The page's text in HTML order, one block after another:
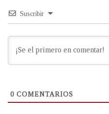
Suscribir
0 COMENTARIOS